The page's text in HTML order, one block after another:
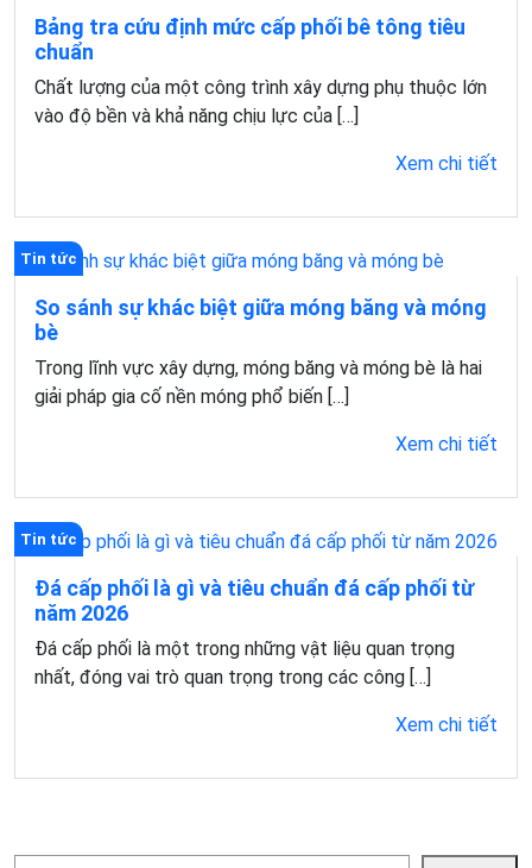
Bảng tra cứu định mức cấp phối bê tông tiêu
chuẩn
Chất lượng của một công trình xây dựng phụ thuộc lớn
vào độ bền và khả năng chịu lực của […]
Xem chi tiết
Tin tức
So sánh sự khác biệt giữa móng băng và móng
bè
Trong lĩnh vực xây dựng, móng băng và móng bè là hai
giải pháp gia cố nền móng phổ biến […]
Xem chi tiết
Tin tức
Đá cấp phối là gì và tiêu chuẩn đá cấp phối từ
năm 2026
Đá cấp phối là một trong những vật liệu quan trọng
nhất, đóng vai trò quan trọng trong các công […]
Xem chi tiết